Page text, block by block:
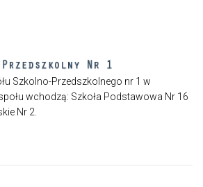
Szkolno-Przedszkolnego nr 1 w
wchodzą: Szkoła Podstawowa Nr 16
Nr 2.